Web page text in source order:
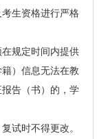
生资格进行严格
规定时间内提供
）信息无法在教
告（书）的，学
试时不得更改。